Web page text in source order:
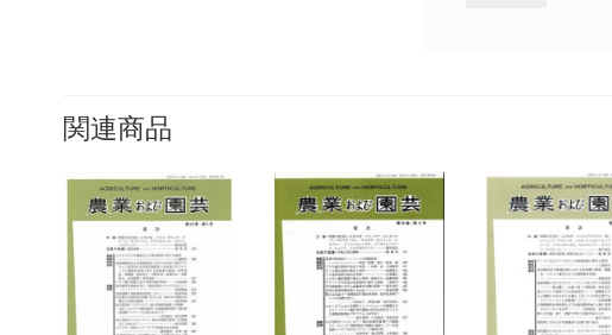
関連商品